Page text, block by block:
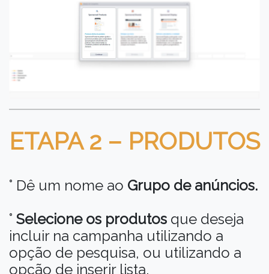
ETAPA 2 – PRODUTOS
° Dê um nome ao Grupo de anúncios.
° Selecione os produtos que deseja
incluir na campanha utilizando a
opção de pesquisa, ou utilizando a
opção de inserir lista.